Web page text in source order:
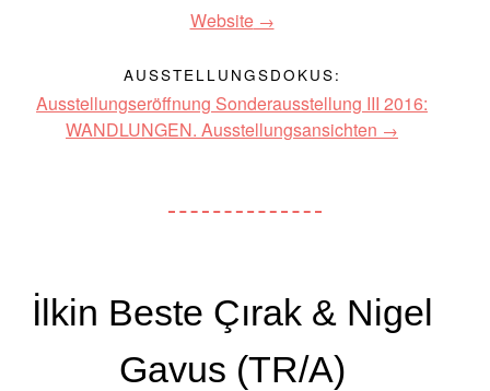
Website
AUSSTELLUNGSDOKUS:
Ausstellungseröffnung Sonderausstellung III 2016:
WANDLUNGEN. Ausstellungsansichten
İlkin Beste Çırak & Nigel
Gavus (TR/A)